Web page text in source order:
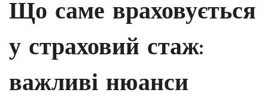
Що саме враховується
у страховий стаж:
важливі нюанси